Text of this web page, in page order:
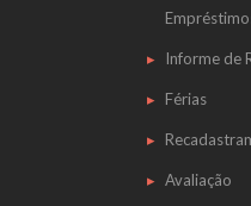
Informe de
Férias
Avaliação